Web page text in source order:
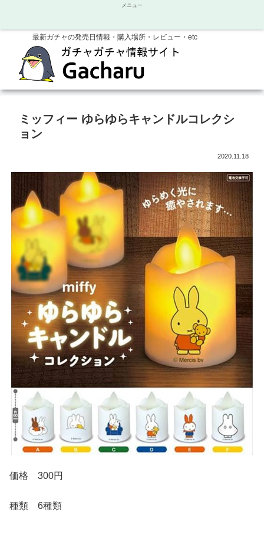
最新ガチャの発売日情報・購入場所・レビュー・etc
ミッフィー ゆらゆらキャンドルコレクシ
ョン
2020.11.18
価格 300円
種類 6種類
メニュー